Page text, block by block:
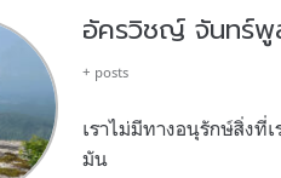
อัครวิชญ์ จันทร์พู
+ posts
เราไม่มีทางอนุรักษ์สิ่ง
มัน